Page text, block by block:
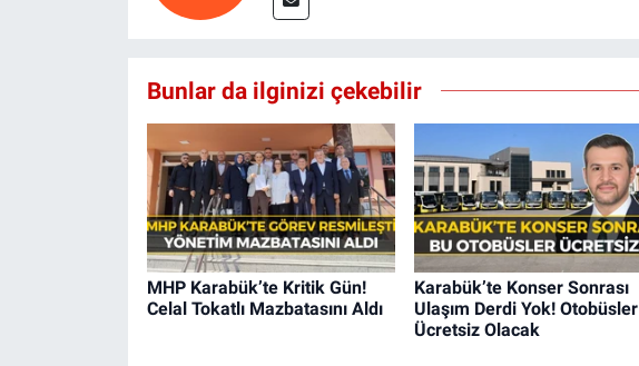
Bunlar da ilginizi çekebilir
MHP Karabük’te Kritik Gün!
Celal Tokatlı Mazbatasını Aldı
Karabük’te Konser Sonrası
Ulaşım Derdi Yok! Otobüsler
Ücretsiz Olacak